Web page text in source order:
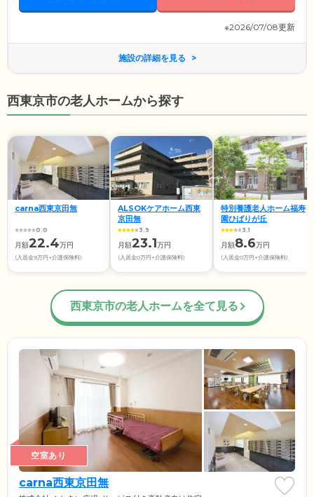
※2026/07/08更新
施設の詳細を見る
西東京市の老人ホームから探す
carna西東京田無
0.0
月額22.4万円
(入居金9万円+介護保険料)
ALSOKケアホーム西東
京田無
3.9
月額23.1万円
(入居金0万円+介護保険料)
特別養護老人ホーム福寿
園ひばりが丘
3.1
月額8.6万円
(入居金0万円+介護保険料)
西東京市の老人ホームを全て見る
空室あり
carna西東京田無